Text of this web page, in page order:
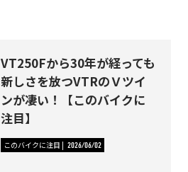
VT250Fから30年が経っても
新しさを放つVTRのＶツイ
ンが凄い！【このバイクに
注目】
このバイクに注目 2026/06/02